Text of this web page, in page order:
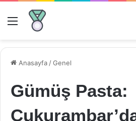
Menü
Anasayfa /Genel
Gümüş Pasta: